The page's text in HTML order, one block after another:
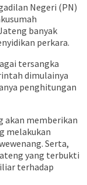
Negeri (PN)
banyak
perkara.
tersangka
dimulainya
penghitungan
akan memberikan
melakukan
Serta,
yang terbukti
terhadap